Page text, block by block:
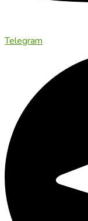
Telegram